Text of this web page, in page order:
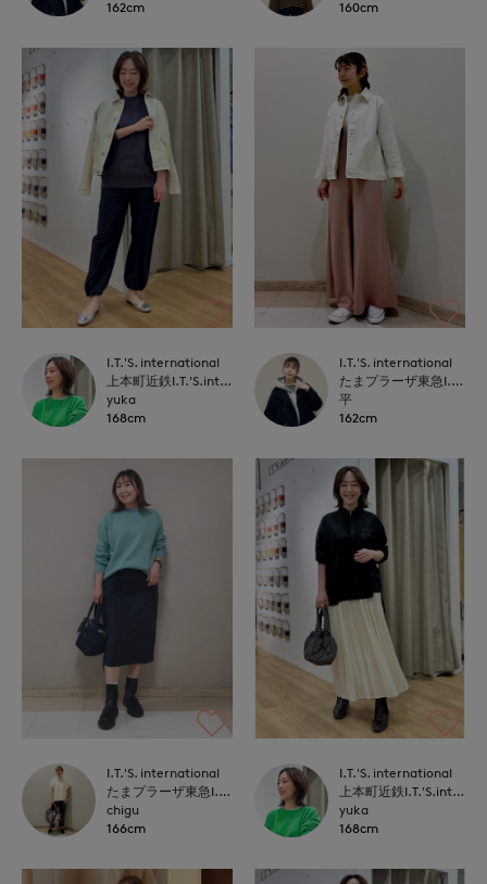
162cm
160cm
I.T.'S. international
上本町近鉄I.T.'S.international
yuka
168cm
I.T.'S. international
たまプラーザ東急I.T.'S.international
平
162cm
I.T.'S. international
たまプラーザ東急I.T.'S.international
chigu
166cm
I.T.'S. international
上本町近鉄I.T.'S.international
yuka
168cm